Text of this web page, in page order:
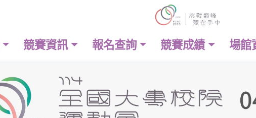
競賽資訊 報名查詢 競賽成績 場館